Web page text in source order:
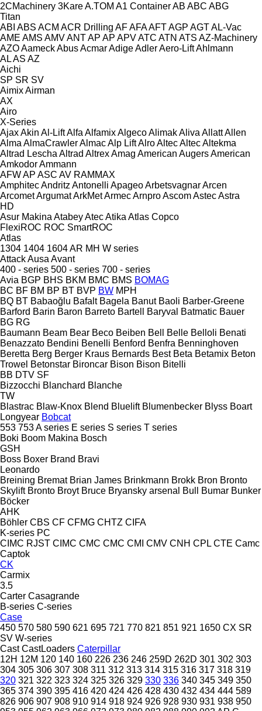
2CMachinery 3KareA.TOM A1 ContainerAB ABC ABG
Titan
ABI ABS ACM ACR Drilling AFAFAAFTAGP AGTAL-Vac
AME AMS AMVANTAP AP APVATC ATN ATS AZ-Machinery
AZOAameckAbusAcmarAdigeAdlerAero-LiftAhlmann
ALAS AZ
Aichi
SP SR SV
AimixAirman
AX
Airo
X-Series
AjaxAkin Al-LiftAlfa AlfamixAlgecoAlimakAliva AllattAllen
Alma AlmaCrawlerAlmacAlp LiftAlroAltecAltecAltekma
Altrad Lescha Altrad AltrexAmag American AugersAmerican
AmkodorAmmann
AFWAP ASC AV RAMMAX
AmphitecAndritz Antonelli ApageoArbetsvagnarArcen
ArcometArgumatArkMetArmecArnproAscomAstecAstra
HD
Asur Makina AtabeyAtecAtika Atlas Copco
FlexiROC ROC SmartROC
Atlas
1304 1404 1604AR MH W series
AttackAusa Avant
400 - series 500 - series 700 - series
Avia BGP BHS BKM BMC BMS BOMAG
BC BF BM BP BT BVP BW MPH
BQ BT Babaoğlu Bafalt Bagela Banut Baoli Barber-Greene
Barford Barin Baron Barreto Bartell Baryval Batmatic Bauer
BG RG
Baumann Beam Bear Beco Beiben Bell Belle Belloli Benati
Benazzato Bendini Benelli Benford Benfra Benninghoven
Beretta Berg Berger Kraus Bernards Best Beta Betamix Beton
Trowel Betonstar Bironcar Bison Bison Bitelli
BB DTV SF
Bizzocchi Blanchard Blanche
TW
Blastrac Blaw-Knox Blend Bluelift Blumenbecker Blyss Boart
Longyear Bobcat
553 753A series E series S series T series
Boki Boom Makina Bosch
GSH
Boss Boxer Brand Bravi
Leonardo
Breining Bremat Brian James Brinkmann Brokk Bron Bronto
Skylift Bronto Broyt Bruce Bryansky arsenal Bull Bumar Bunker
Böcker
AHK
Böhler CBS CF CFMG CHTZ CIFA
K-series PC
CIMC RJST CIMC CMC CMC CMI CMV CNH CPL CTE Camc
Captok
CK
Carmix
3.5
Carter Casagrande
B-series C-series
Case
450 570 580 590 621 695 721 770 821 851 921 1650 CX SR
SV W-series
Cast CastLoaders Caterpillar
12H 12M 120 140 160 226 236 246 259D 262D 301 302 303
304 305 306 307 308 311 312 313 314 315 316 317 318 319
320 321 322 323 324 325 326 329 330 336 340 345 349 350
365 374 390 395 416 420 424 426 428 430 432 434 444 589
826 906 907 908 910 914 918 924 926 928 930 931 938 950